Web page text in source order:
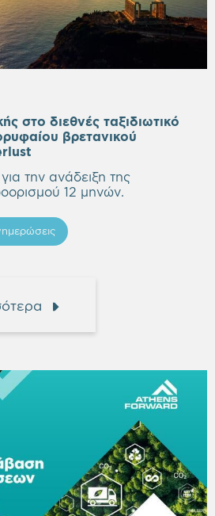
στο διεθνές ταξιδιωτικό
βρετανικού
την ανάδειξη της
12 μηνών.